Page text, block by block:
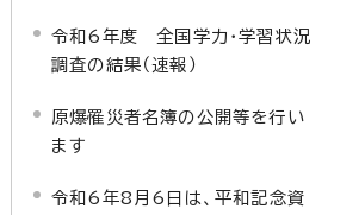
令和6年度 全国学力・学習状況
調査の結果（速報）
原爆罹災者名簿の公開等を行い
ます
令和6年8月6日は、平和記念資